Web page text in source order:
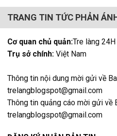
TRANG TIN TỨC PHẢN
Cơ quan chủ quản:Tre làng 24H
Trụ sở chính: Việt Nam
Thông tin nội dung mời gửi về
trelangblogspot@gmail.com
Thông tin quảng cáo mời gửi về
trelangblogspot@gmail.com